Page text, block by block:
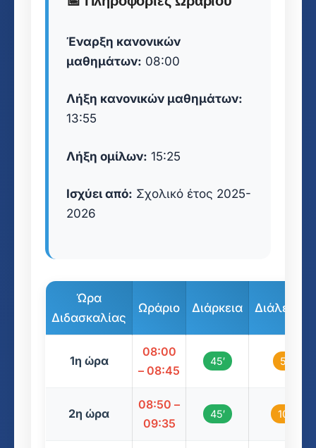
Έναρξη κανονικών
μαθημάτων: 08:00
Λήξη κανονικών μαθημάτων:
13:55
Λήξη ομίλων: 15:25
Ισχύει από: Σχολικό έτος 2025-
2026
Ώρα
Διδασκαλίας
Ωράριο Διάρκεια Διάλειμμα
1η ώρα
08:00
– 08:45
45′ 5′
2η ώρα
08:50 –
09:35
45′ 10′